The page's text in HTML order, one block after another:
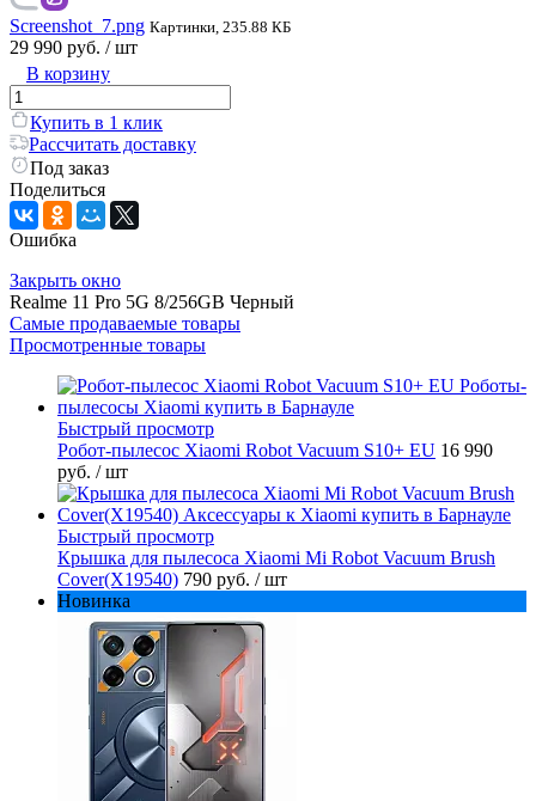
Screenshot_7.png Картинки, 235.88 КБ
29 990 руб. / шт
В корзину
Купить в 1 клик
Рассчитать доставку
Под заказ
Поделиться
Ошибка
Закрыть окно
Realme 11 Pro 5G 8/256GB Черный
Самые продаваемые товары
Просмотренные товары
Быстрый просмотр
Робот-пылесос Xiaomi Robot Vacuum S10+ EU 16 990
руб. / шт
Быстрый просмотр
Крышка для пылесоса Xiaomi Mi Robot Vacuum Brush
Cover(X19540) 790 руб. / шт
Новинка